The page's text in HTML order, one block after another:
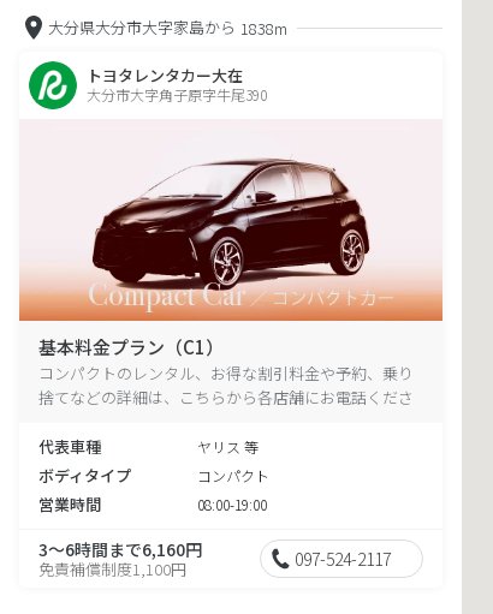
大分県大分市大字家島から 1838m
トヨタレンタカー大在
大分市大字角子原字牛尾390
基本料金プラン（C1）
コンパクトのレンタル、お得な割引料金や予約、乗り
捨てなどの詳細は、こちらから各店舗にお電話くださ
代表車種
ヤリス 等
ボディタイプ コンパクト
営業時間 08:00-19:00
3～6時間まで6,160円
免責補償制度1,100円 097-524-2117